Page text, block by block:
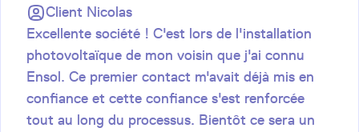
Client Nicolas
Excellente société ! C'est lors de l'installation
photovoltaïque de mon voisin que j'ai connu
Ensol. Ce premier contact m'avait déjà mis en
confiance et cette confiance s'est renforcée
tout au long du processus. Bientôt ce sera un